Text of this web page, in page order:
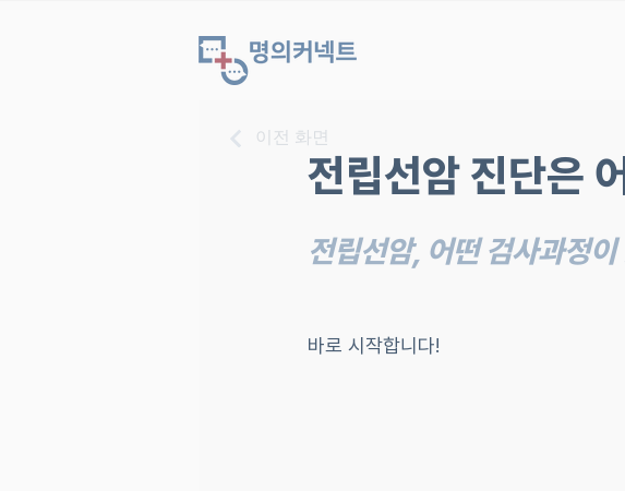
이전 화면
전립선암 진단은
전립선암, 어떤 검사과정
바로 시작합니다!